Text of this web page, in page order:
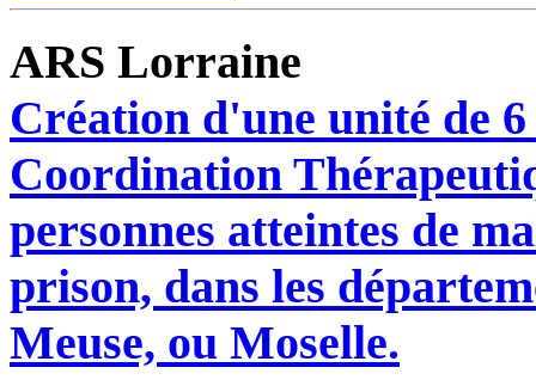
ARS Lorraine
Création d'une unité de
Coordination
personnes atteintes de
prison, dans les
Meuse, ou Moselle.